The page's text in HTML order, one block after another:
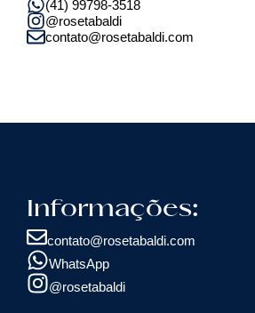
(41) 99798-3518
@rosetabaldi
contato@rosetabaldi.com
Informações:
contato@rosetabaldi.com
WhatsApp
@rosetabaldi